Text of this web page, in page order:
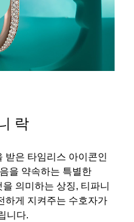
락
받은 타임리스 아이콘인
을 약속하는 특별한
의미하는 상징, 티파니
하게 지켜주는 수호자가
니다.